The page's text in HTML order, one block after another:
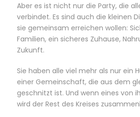
Aber es ist nicht nur die Party, die
verbindet. Es sind auch die kleinen
sie gemeinsam erreichen wollen:
Familien, ein sicheres Zuhause,
Zukunft.
Sie haben alle viel mehr als nur ein
einer Gemeinschaft, die aus dem
geschnitzt ist. Und wenn eines von
wird der Rest des Kreises